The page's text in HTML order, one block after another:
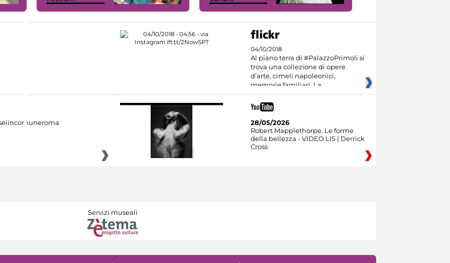
04/10/2018
Al piano terra di #PalazzoPrimoli si
trova una collezione di opere
d’arte, cimeli napoleonici,
memorie familiari. La
28/05/2026
Robert Mapplethorpe. Le forme
della bellezza - VIDEO LIS | Derrick
Cross
Servizi museali